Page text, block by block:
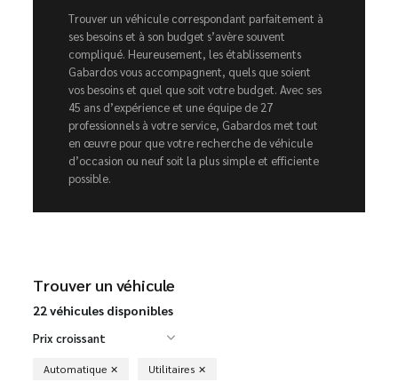
Trouver un véhicule correspondant parfaitement à
ses besoins et à son budget s’avère souvent
compliqué. Heureusement, les établissements
Gabardos vous accompagnent, quels que soient
vos besoins et quel que soit votre budget. Avec ses
45 ans d’expérience et une équipe de 27
professionnels à votre service, Gabardos met tout
en œuvre pour que votre recherche de véhicule
d’occasion ou neuf soit la plus simple et efficiente
possible.
Trouver un véhicule
22 véhicules disponibles
Prix croissant
Automatique Utilitaires